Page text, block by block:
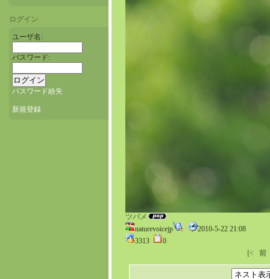
ログイン
ユーザ名:
パスワード:
パスワード紛失
新規登録
ツバメ
naturevoicejp
2010-5-22 21:08
3313
0
[<
前